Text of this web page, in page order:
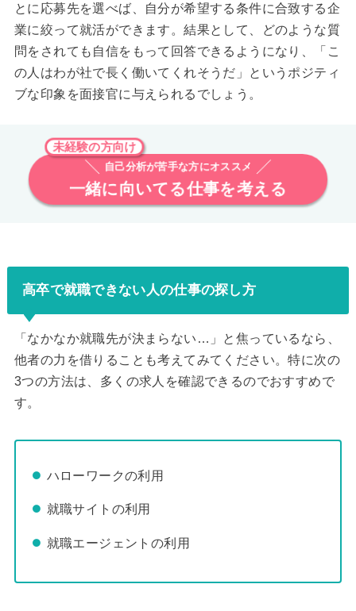
とに応募先を選べば、自分が希望する条件に合致する企
業に絞って就活ができます。結果として、どのような質
問をされても自信をもって回答できるようになり、「こ
の人はわが社で長く働いてくれそうだ」というポジティ
ブな印象を面接官に与えられるでしょう。
未経験の方向け
自己分析が苦手な方にオススメ
一緒に向いてる仕事を考える
高卒で就職できない人の仕事の探し方
「なかなか就職先が決まらない…」と焦っているなら、
他者の力を借りることも考えてみてください。特に次の
3つの方法は、多くの求人を確認できるのでおすすめで
す。
ハローワークの利用
就職サイトの利用
就職エージェントの利用